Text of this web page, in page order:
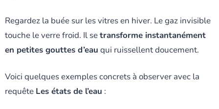
Regardez la buée sur les vitres en hiver. Le gaz invisible
touche le verre froid. Il setransforme instantanément
en petites gouttes d’eau qui ruissellent doucement.
Voici quelques exemples concrets à observer avec la
requête Les états de l’eau :